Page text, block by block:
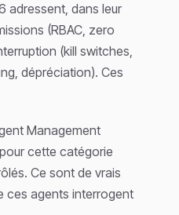
adressent, dans leur
(RBAC, zero
(kill switches,
dépréciation). Ces
Management
cette catégorie
Ce sont de vrais
ces agents interrogent